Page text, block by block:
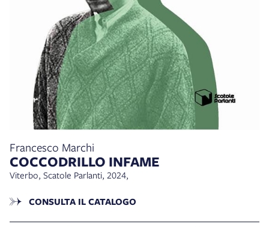
Francesco Marchi
COCCODRILLO INFAME
Viterbo, Scatole Parlanti, 2024,
CONSULTA IL CATALOGO